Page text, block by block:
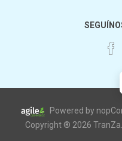
Powered by
Copyright ® 2026